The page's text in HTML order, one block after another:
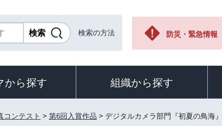
検索の方法 防災・緊急情報
から探す 組織から探す
コンテスト > 第6回入賞作品 > デジタルカメラ部門『初夏の鳥海』